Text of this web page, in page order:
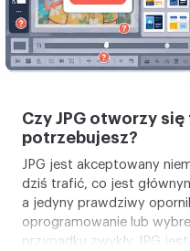
Czy JPG otworzy
potrzebujesz?
JPG jest akceptowany
dziś trafić, co jest
a jedyny prawdziwy
oprogramowanie lub
przypadku zwykły JPG